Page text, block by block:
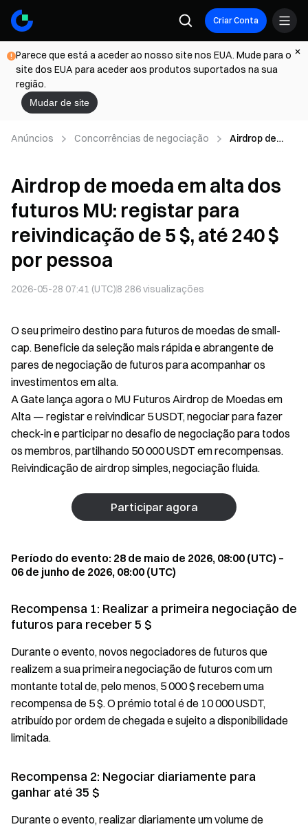
Criar Conta
Parece que está a aceder ao nosso site nos EUA. Mude para o
site dos EUA para aceder aos produtos suportados na sua
região.
Mudar de site
Anúncios Concorrências de negociação
Airdrop de
futuros MU:
registar para
reivindicação
de 5 $, até 240
$ por pessoa
Airdrop de moeda em alta dos
futuros MU: registar para
reivindicação de 5 $, até 240 $
por pessoa
2026-05-28 07:41 (UTC)8 286visualizações
O seu primeiro destino para futuros de moedas de small-
cap. Beneficie da seleção mais rápida e abrangente de
pares de negociação de futuros para acompanhar os
investimentos em alta.
A Gate lança agora o MU Futuros Airdrop de Moedas em
Alta — registar e reivindicar 5 USDT, negociar para fazer
check-in e participar no desafio de negociação para todos
os membros, partilhando 50 000 USDT em recompensas.
Reivindicação de airdrop simples, negociação fluida.
Participar agora
Período do evento: 28 de maio de 2026, 08:00 (UTC) –
06 de junho de 2026, 08:00 (UTC)
Recompensa 1: Realizar a primeira negociação de
futuros para receber 5 $
Durante o evento, novos negociadores de futuros que
realizem a sua primeira negociação de futuros com um
montante total de, pelo menos, 5 000 $ recebem uma
recompensa de 5 $. O prémio total é de 10 000 USDT,
atribuído por ordem de chegada e sujeito a disponibilidade
limitada.
Recompensa 2: Negociar diariamente para
ganhar até 35 $
Durante o evento, realizar diariamente um volume de